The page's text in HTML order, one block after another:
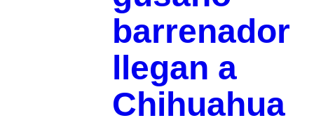
barrenador
llegan a
Chihuahua